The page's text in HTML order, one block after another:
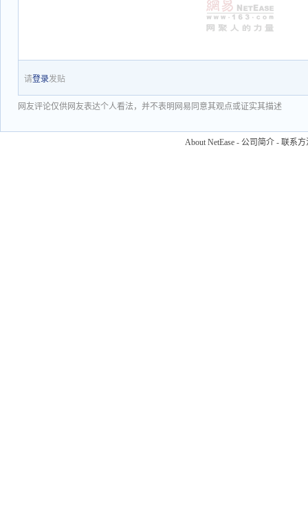
请登录发贴
网友评论仅供网友表达个人看法，并不表明网易同意其观点或证实其描述
About NetEase - 公司简介 - 联系方